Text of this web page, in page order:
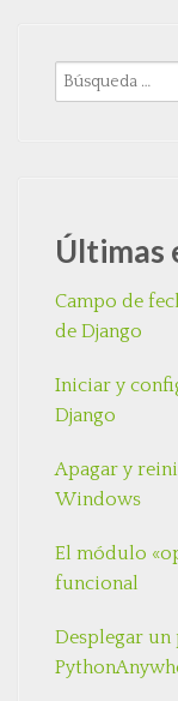
Últimas
Campo de
de Django
Iniciar y
Django
Apagar y
Windows
El módulo
funcional
Desplegar un